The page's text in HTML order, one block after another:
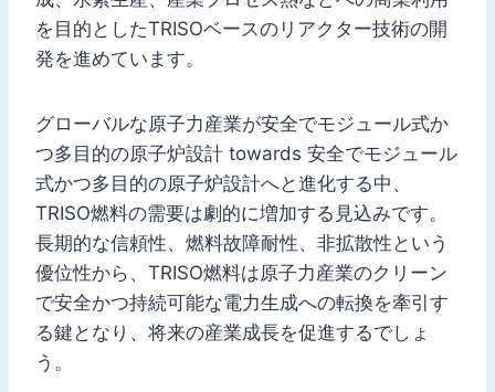
を目的としたTRISOベースのリアクター技術の開
発を進めています。
グローバルな原子力産業が安全でモジュール式か
つ多目的の原子炉設計 towards 安全でモジュール
式かつ多目的の原子炉設計へと進化する中、
TRISO燃料の需要は劇的に増加する見込みです。
長期的な信頼性、燃料故障耐性、非拡散性という
優位性から、TRISO燃料は原子力産業のクリーン
で安全かつ持続可能な電力生成への転換を牽引す
る鍵となり、将来の産業成長を促進するでしょ
う。